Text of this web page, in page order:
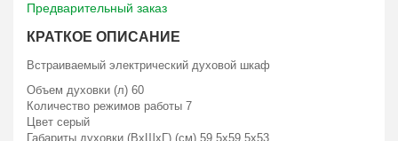
Предварительный заказ
КРАТКОЕ ОПИСАНИЕ
Встраиваемый электрический духовой шкаф
Объем духовки (л) 60
Количество режимов работы 7
Цвет серый
Габариты духовки (ВxШxГ) (см) 59.5x59.5x53